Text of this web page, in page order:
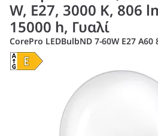
W, E27, 3000 K, 806
15000 h, Γυαλί
CorePro LEDBulbND 7-60W E27 A60